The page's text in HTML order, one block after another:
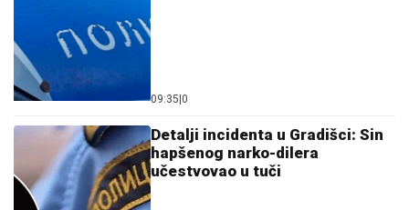
09:35 0
Detalji incidenta u Gradišci: Sin
hapšenog narko-dilera
učestvovao u tuči